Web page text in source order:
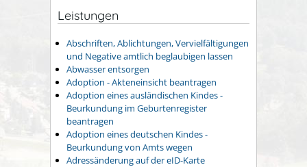
Leistungen
Abschriften, Ablichtungen, Vervielfältigungen
und Negative amtlich beglaubigen lassen
Abwasser entsorgen
Adoption - Akteneinsicht beantragen
Adoption eines ausländischen Kindes -
Beurkundung im Geburtenregister
beantragen
Adoption eines deutschen Kindes -
Beurkundung von Amts wegen
Adressänderung auf der eID-Karte